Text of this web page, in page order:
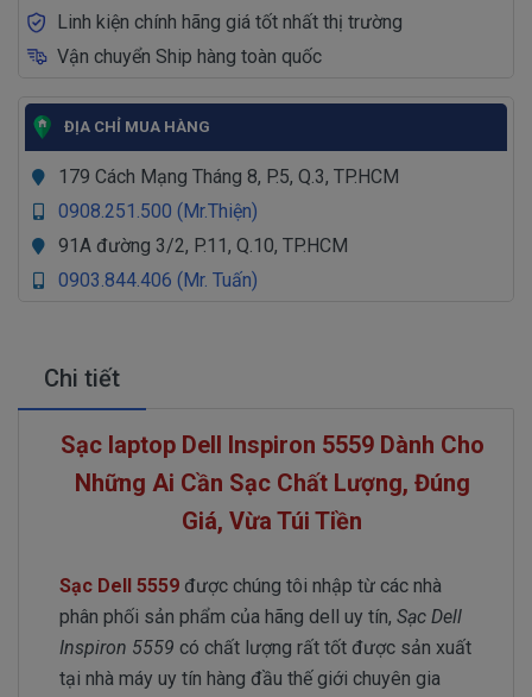
Linh kiện chính hãng giá tốt nhất thị trường
Vận chuyển Ship hàng toàn quốc
ĐỊA CHỈ MUA HÀNG
179 Cách Mạng Tháng 8, P.5, Q.3, TP.HCM
0908.251.500 (Mr.Thiện)
91A đường 3/2, P.11, Q.10, TP.HCM
0903.844.406 (Mr. Tuấn)
Chi tiết
Sạc laptop Dell Inspiron 5559 Dành Cho
Những Ai Cần Sạc Chất Lượng, Đúng
Giá, Vừa Túi Tiền
Sạc Dell 5559 được chúng tôi nhập từ các nhà
phân phối sản phẩm của hãng dell uy tín, Sạc Dell
Inspiron 5559 có chất lượng rất tốt được sản xuất
tại nhà máy uy tín hàng đầu thế giới chuyên gia